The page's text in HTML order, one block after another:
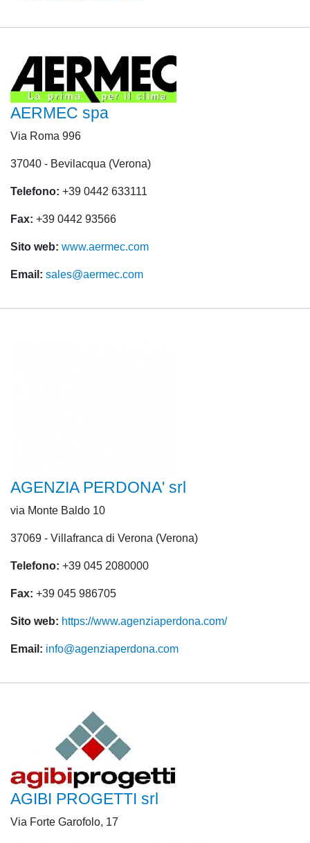
AERMEC spa
Via Roma 996
37040 - Bevilacqua (Verona)
Telefono: +39 0442 633111
Fax: +39 0442 93566
Sito web: www.aermec.com
Email: sales@aermec.com
AGENZIA PERDONA' srl
via Monte Baldo 10
37069 - Villafranca di Verona (Verona)
Telefono: +39 045 2080000
Fax: +39 045 986705
Sito web: https://www.agenziaperdona.com/
Email: info@agenziaperdona.com
AGIBI PROGETTI srl
Via Forte Garofolo, 17